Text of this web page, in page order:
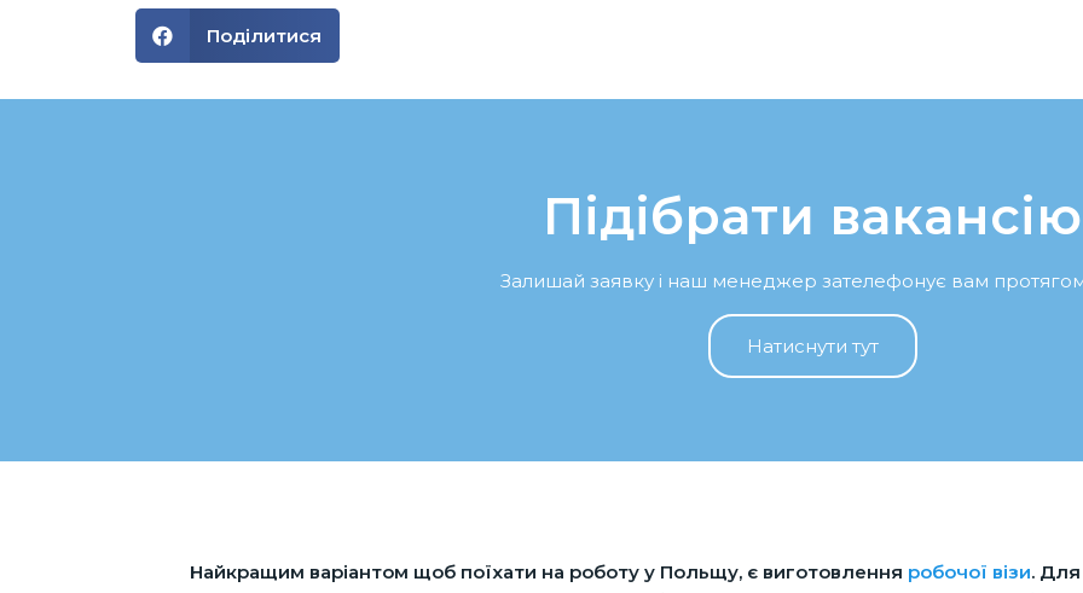
Поділитися
Підібрати вакансію
Залишай заявку і наш менеджер зателефонує вам
Натиснути тут
Найкращим варіантом щоб поїхати на роботу у Польщу, є виготовлення робочої візи.